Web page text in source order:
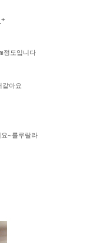
도입니다
아요
~룰루랄라